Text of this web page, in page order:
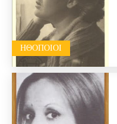
HΘΟΠΟΙΟΊ